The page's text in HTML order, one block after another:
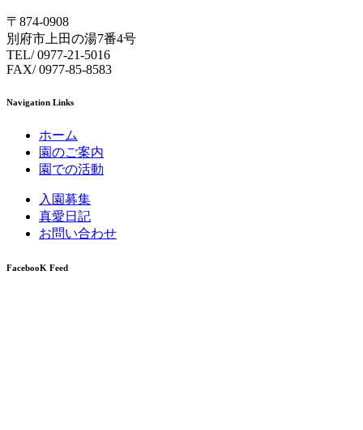
〒874-0908
別府市上田の湯7番4号
TEL/ 0977-21-5016
FAX/ 0977-85-8583
Navigation Links
ホーム
園のご案内
園での活動
入園募集
真愛日記
お問い合わせ
FacebooK Feed